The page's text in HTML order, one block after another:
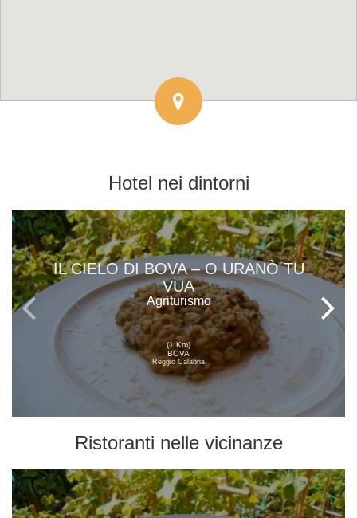
Hotel nei dintorni
IL CIELO DI BOVA – O URANÒ TU
VUA
Agriturismo
(1 Km)
BOVA
Reggio Calabria
Ristoranti nelle vicinanze